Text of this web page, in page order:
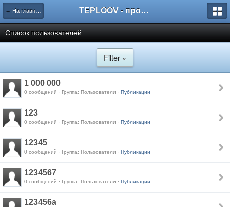
← На главную TEPLOOV - программный комплекс для расчёта систем отопления и вентиляции
Список пользователей
Filter »
1 000 000
0 сообщений · Группа: Пользователи · Публикации
123
0 сообщений · Группа: Пользователи · Публикации
12345
0 сообщений · Группа: Пользователи · Публикации
1234567
0 сообщений · Группа: Пользователи · Публикации
123456a